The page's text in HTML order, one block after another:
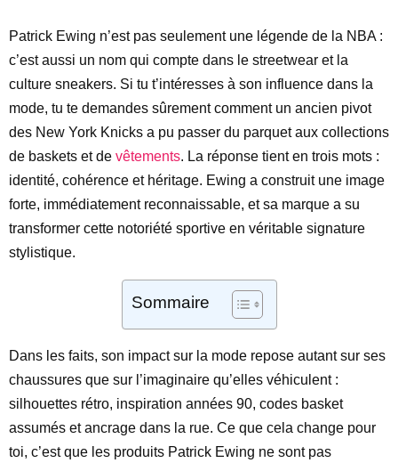
Patrick Ewing n’est pas seulement une légende de la NBA :
c’est aussi un nom qui compte dans le streetwear et la
culture sneakers. Si tu t’intéresses à son influence dans la
mode, tu te demandes sûrement comment un ancien pivot
des New York Knicks a pu passer du parquet aux collections
de baskets et de vêtements. La réponse tient en trois mots :
identité, cohérence et héritage. Ewing a construit une image
forte, immédiatement reconnaissable, et sa marque a su
transformer cette notoriété sportive en véritable signature
stylistique.
Sommaire
Dans les faits, son impact sur la mode repose autant sur ses
chaussures que sur l’imaginaire qu’elles véhiculent :
silhouettes rétro, inspiration années 90, codes basket
assumés et ancrage dans la rue. Ce que cela change pour
toi, c’est que les produits Patrick Ewing ne sont pas